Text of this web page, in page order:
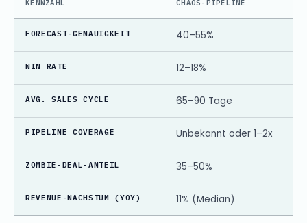
KENNZAHL CHAOS-PIPELINE
FORECAST-GENAUIGKEIT 40–55%
WIN RATE 12–18%
AVG. SALES CYCLE 65–90 Tage
PIPELINE COVERAGE Unbekannt oder 1–2x
ZOMBIE-DEAL-ANTEIL 35–50%
REVENUE-WACHSTUM (YOY) 11% (Median)